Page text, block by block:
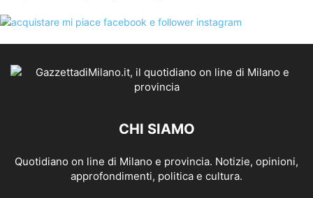
CHI SIAMO
Quotidiano on line di Milano e provincia. Notizie, opinioni,
approfondimenti, politica e cultura.